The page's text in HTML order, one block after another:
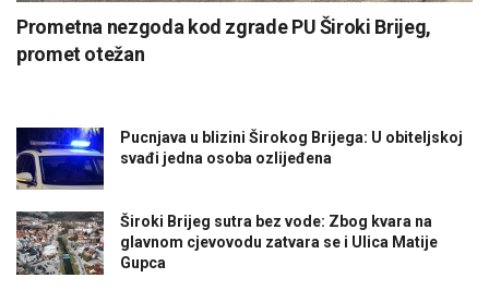
Prometna nezgoda kod zgrade PU Široki Brijeg,
promet otežan
Pucnjava u blizini Širokog Brijega: U obiteljskoj
svađi jedna osoba ozlijeđena
Široki Brijeg sutra bez vode: Zbog kvara na
glavnom cjevovodu zatvara se i Ulica Matije
Gupca